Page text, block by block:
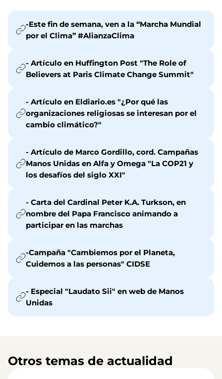
-Este fin de semana, ven a la “Marcha Mundial
por el Clima” #AlianzaClima
- Artículo en Huffington Post "The Role of
Believers at Paris Climate Change Summit"
- Artículo en Eldiario.es "¿Por qué las
organizaciones religiosas se interesan por el
cambio climático?"
- Artículo de Marco Gordillo, cord. Campañas
Manos Unidas en Alfa y Omega "La COP21 y
los desafíos del siglo XXI"
- Carta del Cardinal Peter K.A. Turkson, en
nombre del Papa Francisco animando a
participar en las marchas
-Campaña "Cambiemos por el Planeta,
Cuidemos a las personas" CIDSE
- Especial "Laudato Sii" en web de Manos
Unidas
Otros temas de actualidad